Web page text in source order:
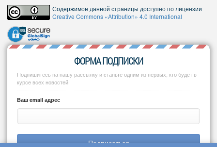
Содержимое данной страницы доступно по лицензии
Creative Commons «Attribution» 4.0 International
ФОРМА ПОДПИСКИ
Подпишитесь на нашу рассылку и станьте одним из первых, кто будет в
курсе всех новостей!
Ваш email адрес
Подписаться